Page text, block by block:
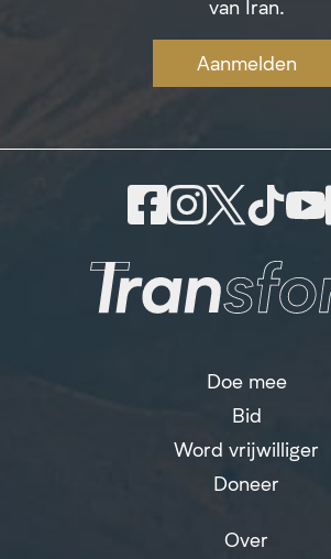
van Iran.
Aanmelden
Doe mee
Bid
Word vrijwilliger
Doneer
Over